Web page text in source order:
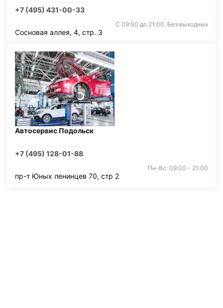
+7 (495) 431-00-33
С 09:00 до 21:00. Без выходных
Сосновая аллея, 4, стр. 3
Автосервис Подольск
+7 (495) 128-01-88
Пн-Вс: 09:00 - 21:00
пр-т Юных ленинцев 70, стр 2